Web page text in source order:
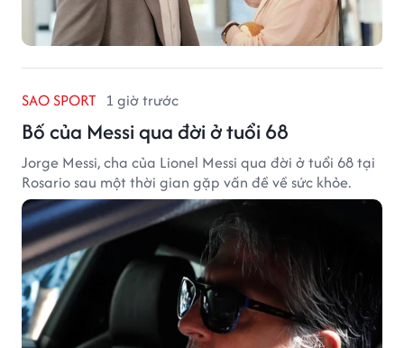
SAO SPORT 1 giờ trước
Bố của Messi qua đời ở tuổi 68
Jorge Messi, cha của Lionel Messi qua đời ở tuổi 68 tại
Rosario sau một thời gian gặp vấn đề về sức khỏe.